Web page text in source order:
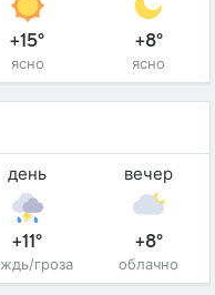
+15°
ясно
+8°
ясно
день
+11°
гроза
вечер
+8°
облачно